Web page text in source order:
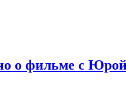
о фильме с